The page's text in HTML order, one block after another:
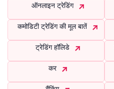
ऑनलाइन ट्रेडिंग
कमोडिटी ट्रेडिंग की मूल बातें
ट्रेडिंग हॉलिडे
कर